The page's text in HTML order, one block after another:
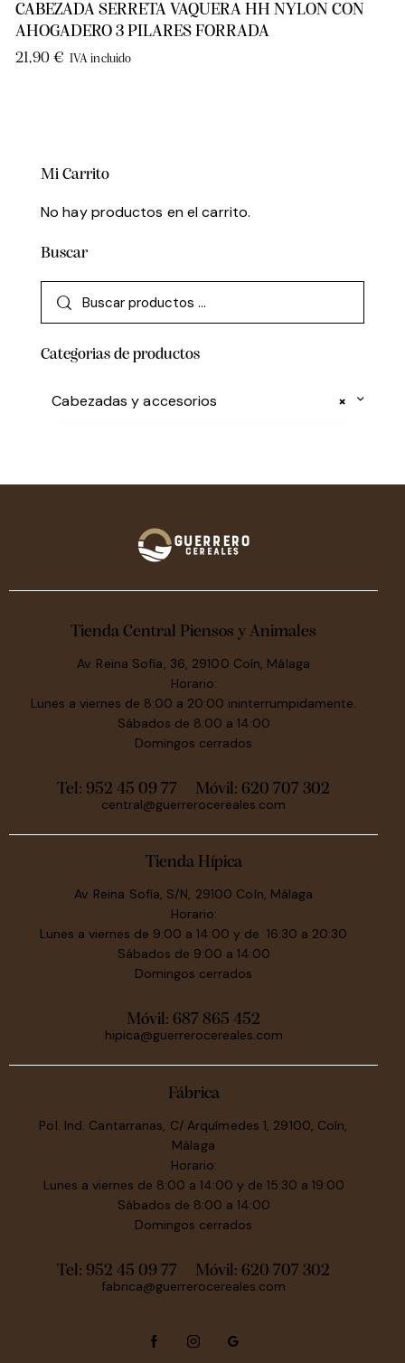
CABEZADA SERRETA VAQUERA HH NYLON CON
AHOGADERO 3 PILARES FORRADA
21,90 € IVA incluido
Mi Carrito
No hay productos en el carrito.
Buscar
Categorias de productos
×
Cabezadas y accesorios
Tienda Central Piensos y Animales
Av. Reina Sofía, 36, 29100 Coín, Málaga
Horario:
Lunes a viernes de 8:00 a 20:00 ininterrumpidamente.
Sábados de 8:00 a 14:00
Domingos cerrados
Tel: 952 45 09 77 Móvil: 620 707 302
central@guerrerocereales.com
Tienda Hípica
Av. Reina Sofía, S/N, 29100 Coín, Málaga
Horario:
Lunes a viernes de 9:00 a 14:00 y de 16:30 a 20:30
Sábados de 9:00 a 14:00
Domingos cerrados
Móvil: 687 865 452
hipica@guerrerocereales.com
Fábrica
Pol. Ind. Cantarranas, C/ Arquímedes 1, 29100, Coín,
Málaga
Horario:
Lunes a viernes de 8:00 a 14:00 y de 15:30 a 19:00
Sábados de 8:00 a 14:00
Domingos cerrados
Tel: 952 45 09 77 Móvil: 620 707 302
fabrica@guerrerocereales.com